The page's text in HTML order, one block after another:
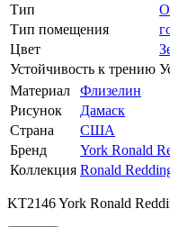
Тип
Тип помещения
Цвет
Устойчивость к трению
Материал
Флизелин
Рисунок
Дамаск
Страна
США
Бренд
York Ronald
Коллекция Ronald
KT2146 York Ronald